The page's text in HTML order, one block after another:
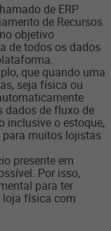
de ERP
de Recursos
objetivo
de todos os dados
que quando uma
seja física ou
dados de fluxo de
inclusive o estoque,
para muitos lojistas
presente em
Por isso,
para ter
loja física com